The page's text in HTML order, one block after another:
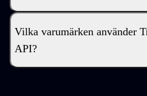
Vilka varumärken använder
API?